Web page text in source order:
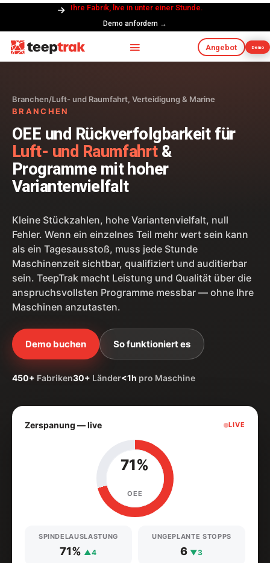
Ihre Fabrik, live in unter einer Stunde.
Demo anfordern →
Angebot Demo
Branchen/Luft- und Raumfahrt, Verteidigung & Marine
BRANCHEN
OEE und Rückverfolgbarkeit für
Luft- und Raumfahrt&
Programme mit hoher
Variantenvielfalt
Kleine Stückzahlen, hohe Variantenvielfalt, null
Fehler. Wenn ein einzelnes Teil mehr wert sein kann
als ein Tagesausstoß, muss jede Stunde
Maschinenzeit sichtbar, qualifiziert und auditierbar
sein. TeepTrak macht Leistung und Qualität über die
anspruchsvollsten Programme messbar — ohne Ihre
Maschinen anzutasten.
Demo buchen So funktioniert es
450+ Fabriken30+ Länder<1h pro Maschine
Zerspanung — live LIVE
71%
OEE
SPINDELAUSLASTUNG
71% ▲4
UNGEPLANTE STOPPS
6 ▼3